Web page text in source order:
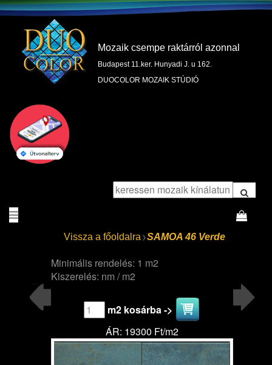
Mozaik csempe raktárról azonnal
Budapest 11.ker. Hunyadi J. u 162.
DUOCOLOR MOZAIK STÚDIÓ
Vissza a főoldalra SAMOA 46 Verde
Minimális rendelés: 1 m2
Kiszerelés: nm / m2
m2 kosárba ->
ÁR: 19300 Ft/m2